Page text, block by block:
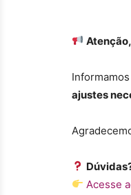
ajustes
Acesse